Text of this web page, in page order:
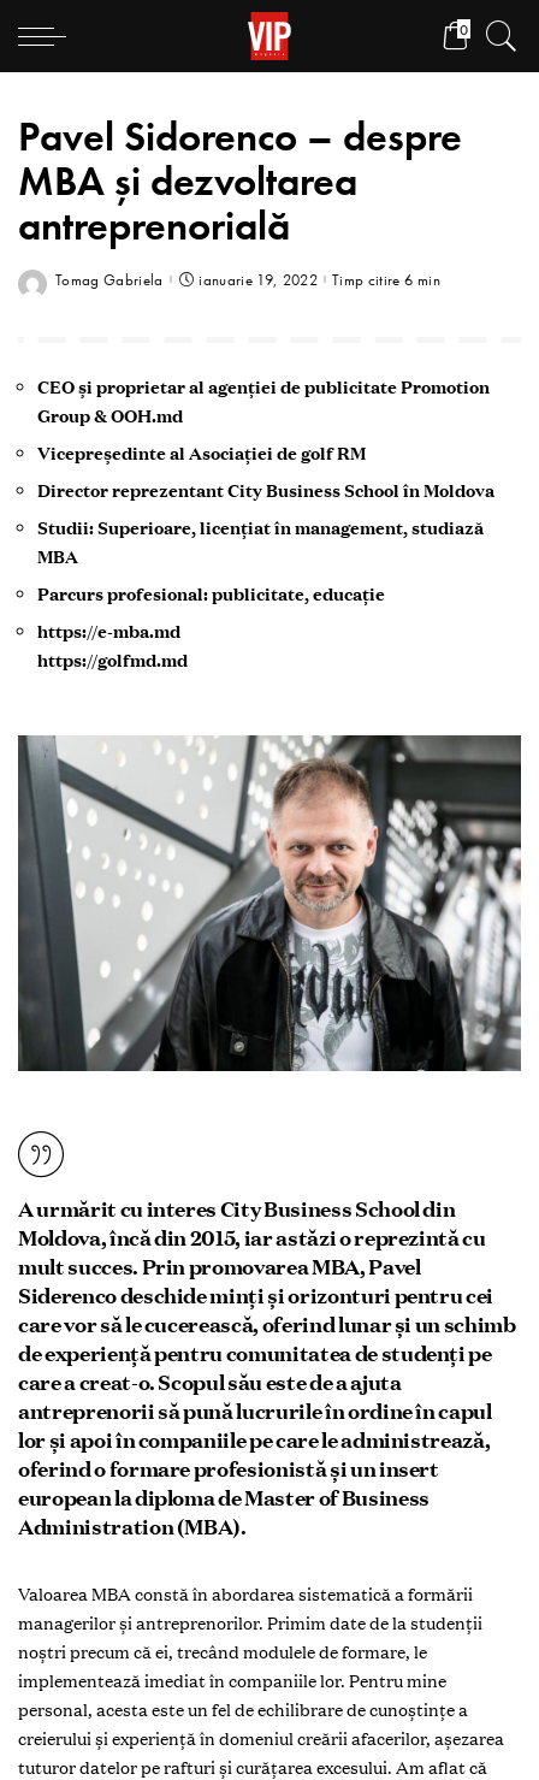
0
Pavel Sidorenco – despre
MBA și dezvoltarea
antreprenorială
Tomag Gabriela ianuarie 19, 2022 Timp citire 6 min
CEO și proprietar al agenției de publicitate Promotion
Group & OOH.md
Vicepreședinte al Asociației de golf RM
Director reprezentant City Business School în Moldova
Studii: Superioare, licențiat în management, studiază
MBA
Parcurs profesional: publicitate, educație
https://e-mba.md
https://golfmd.md
A urmărit cu interes City Business School din
Moldova, încă din 2015, iar astăzi o reprezintă cu
mult succes. Prin promovarea MBA, Pavel
Siderenco deschide minți și orizonturi pentru cei
care vor să le cucerească, oferind lunar și un schimb
de experiență pentru comunitatea de studenți pe
care a creat-o. Scopul său este de a ajuta
antreprenorii să pună lucrurile în ordine în capul
lor și apoi în companiile pe care le administrează,
oferind o formare profesionistă și un insert
european la diploma de Master of Business
Administration (MBA).
Valoarea MBA constă în abordarea sistematică a formării
managerilor și antreprenorilor. Primim date de la studenţii
noștri precum că ei, trecând modulele de formare, le
implementează imediat în companiile lor. Pentru mine
personal, acesta este un fel de echilibrare de cunoștinţe a
creierului și experienţă în domeniul creării afacerilor, așezarea
tuturor datelor pe rafturi și curăţarea excesului. Am aflat că